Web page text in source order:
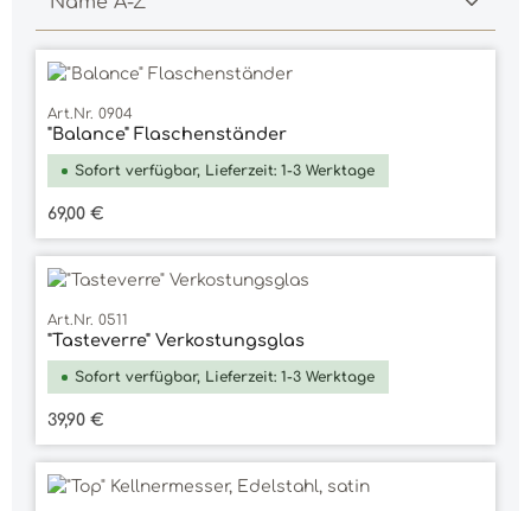
Art.Nr. 0904
"Balance" Flaschenständer
Sofort verfügbar, Lieferzeit: 1-3 Werktage
Regulärer Preis:
69,00 €
Art.Nr. 0511
"Tasteverre" Verkostungsglas
Sofort verfügbar, Lieferzeit: 1-3 Werktage
Regulärer Preis:
39,90 €